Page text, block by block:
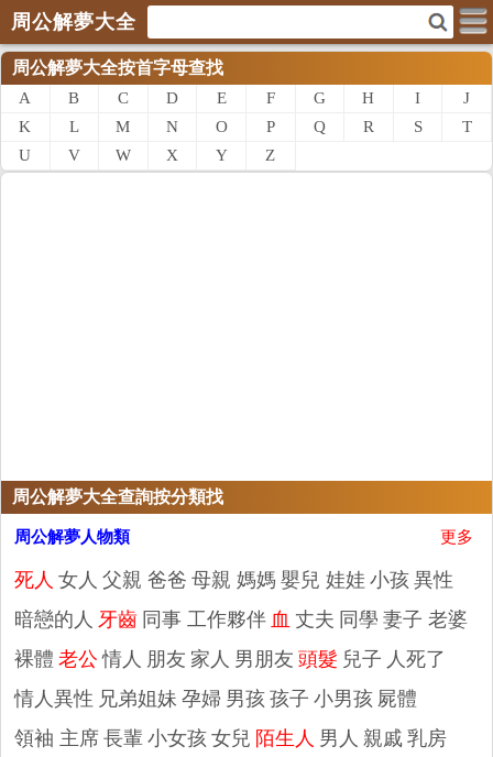
周公解夢大全
周公解夢大全按首字母查找
A B C D E F G H I
J
K
L M N O P Q R S
T
U
V W X Y Z
周公解夢大全查詢按分類找
更多
周公解夢人物類
死人 女人 父親 爸爸 母親 媽媽 嬰兒 娃娃 小孩 異性
暗戀的人 牙齒 同事 工作夥伴 血 丈夫 同學 妻子 老婆
裸體 老公 情人 朋友 家人 男朋友 頭髮 兒子 人死了
情人異性 兄弟姐妹 孕婦 男孩 孩子 小男孩 屍體
領袖 主席 長輩 小女孩 女兒 陌生人 男人 親戚 乳房